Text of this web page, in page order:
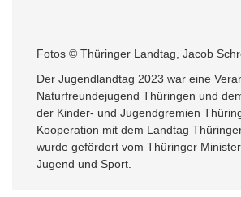
Fotos © Thüringer Landtag, Jacob
Der Jugendlandtag 2023 war eine
Naturfreundejugend Thüringen und
der Kinder- und Jugendgremien
Kooperation mit dem Landtag
wurde gefördert vom Thüringer
Jugend und Sport.